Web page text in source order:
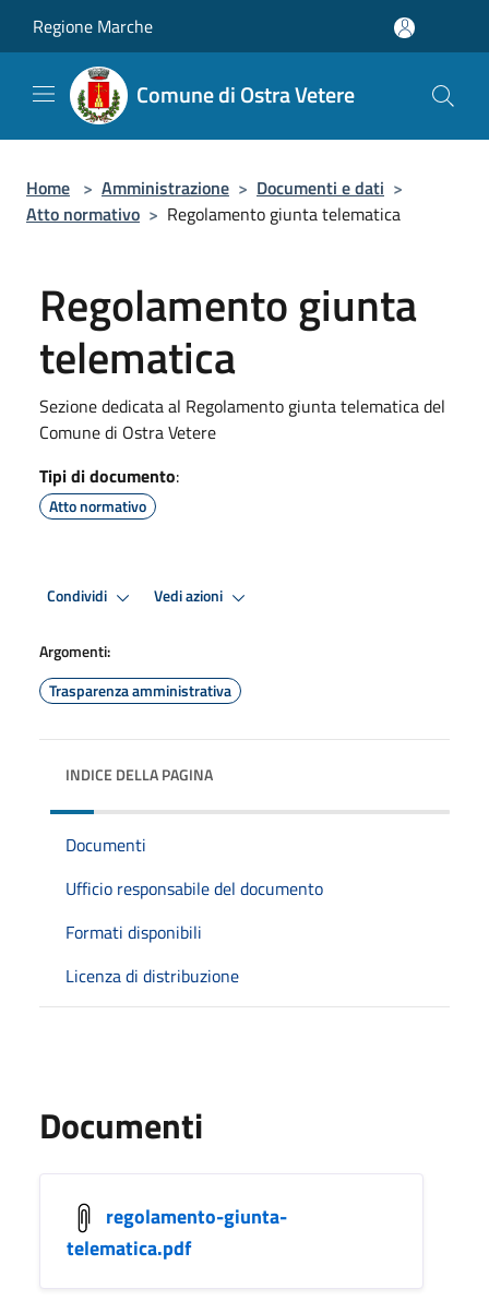
Regione Marche
Comune di Ostra Vetere
Home > Amministrazione > Documenti e dati >
Atto normativo > Regolamento giunta telematica
Regolamento giunta
telematica
Sezione dedicata al Regolamento giunta telematica del
Comune di Ostra Vetere
Tipi di documento:
Atto normativo
Condividi Vedi azioni
Argomenti:
Trasparenza amministrativa
INDICE DELLA PAGINA
Documenti
Ufficio responsabile del documento
Formati disponibili
Licenza di distribuzione
Documenti
regolamento-giunta-
telematica.pdf